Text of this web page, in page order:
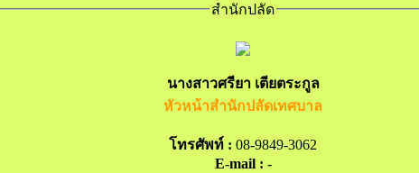
สำนักปลัด
นางสาวศรียา เตียตระกูล
หัวหน้าสำนักปลัดเทศบาล
โทรศัพท์ : 08-9849-3062
E-mail : -